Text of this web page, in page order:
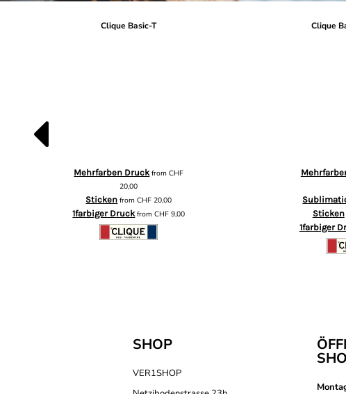
Clique Basic-T
Mehrfarben DruckfromCHF
20,00
Sticken fromCHF 20,00
1farbiger DruckfromCHF 9,00
Clique
Sticken
1farbiger
SHOP
VER1SHOP